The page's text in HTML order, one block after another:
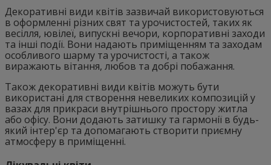
Декоративні види квітів зазвичай використовуються
в оформленні різних свят та урочистостей, таких як
весілля, ювілеї, випускні вечори, корпоративні заходи
та інші події. Вони надають приміщенням та заходам
особливого шарму та урочистості, а також
виражають вітання, любов та добрі побажання.
Також декоративні види квітів можуть бути
використані для створення невеликих композицій у
вазах для прикраси внутрішнього простору житла
або офісу. Вони додають затишку та гармонії в будь-
який інтер'єр та допомагають створити приємну
атмосферу в приміщенні.